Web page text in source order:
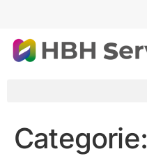
Categorie: